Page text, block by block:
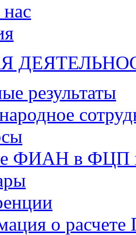
результаты
ФИАН в ФЦП
о